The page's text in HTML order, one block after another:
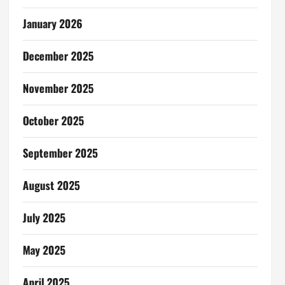
January 2026
December 2025
November 2025
October 2025
September 2025
August 2025
July 2025
May 2025